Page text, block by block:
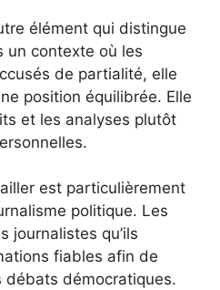
élément qui distingue
un contexte où les
de partialité, elle
position équilibrée. Elle
et les analyses plutôt
est particulièrement
politique. Les
journalistes qu’ils
fiables afin de
débats démocratiques.